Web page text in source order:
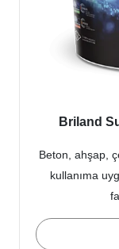
Briland
Beton, ahşap,
kullanıma